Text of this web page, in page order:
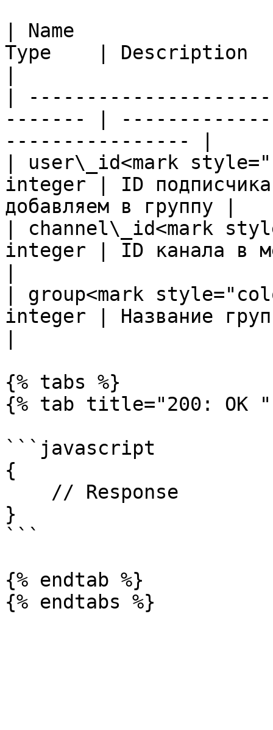
| Name
Type    | Description
|
------- |
---------------- |
| user\_id<mark
integer | ID подписчика
добавляем в группу |
| channel\_id<mark
integer | ID канала в
| group<mark
integer | Название
{% tabs %}
{% tab title="200: OK "
```javascript
{
}
```
{% endtab %}